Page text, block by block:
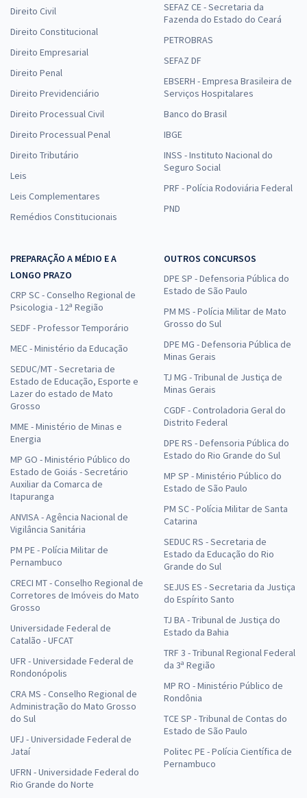
Direito Civil
Direito Constitucional
Direito Empresarial
Direito Penal
Direito Previdenciário
Direito Processual Civil
Direito Processual Penal
Direito Tributário
Leis
Leis Complementares
Remédios Constitucionais
SEFAZ CE - Secretaria da
Fazenda do Estado do Ceará
PETROBRAS
SEFAZ DF
EBSERH - Empresa Brasileira de
Serviços Hospitalares
Banco do Brasil
IBGE
INSS - Instituto Nacional do
Seguro Social
PRF - Polícia Rodoviária Federal
PND
PREPARAÇÃO A MÉDIO E A
LONGO PRAZO
CRP SC - Conselho Regional de
Psicologia - 12ª Região
SEDF - Professor Temporário
MEC - Ministério da Educação
SEDUC/MT - Secretaria de
Estado de Educação, Esporte e
Lazer do estado de Mato
Grosso
MME - Ministério de Minas e
Energia
MP GO - Ministério Público do
Estado de Goiás - Secretário
Auxiliar da Comarca de
Itapuranga
ANVISA - Agência Nacional de
Vigilância Sanitária
PM PE - Polícia Militar de
Pernambuco
CRECI MT - Conselho Regional de
Corretores de Imóveis do Mato
Grosso
Universidade Federal de
Catalão - UFCAT
UFR - Universidade Federal de
Rondonópolis
CRA MS - Conselho Regional de
Administração do Mato Grosso
do Sul
UFJ - Universidade Federal de
Jataí
UFRN - Universidade Federal do
Rio Grande do Norte
OUTROS CONCURSOS
DPE SP - Defensoria Pública do
Estado de São Paulo
PM MS - Polícia Militar de Mato
Grosso do Sul
DPE MG - Defensoria Pública de
Minas Gerais
TJ MG - Tribunal de Justiça de
Minas Gerais
CGDF - Controladoria Geral do
Distrito Federal
DPE RS - Defensoria Pública do
Estado do Rio Grande do Sul
MP SP - Ministério Público do
Estado de São Paulo
PM SC - Polícia Militar de Santa
Catarina
SEDUC RS - Secretaria de
Estado da Educação do Rio
Grande do Sul
SEJUS ES - Secretaria da Justiça
do Espírito Santo
TJ BA - Tribunal de Justiça do
Estado da Bahia
TRF 3 - Tribunal Regional Federal
da 3ª Região
MP RO - Ministério Público de
Rondônia
TCE SP - Tribunal de Contas do
Estado de São Paulo
Politec PE - Polícia Científica de
Pernambuco